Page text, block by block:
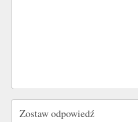
Zostaw odpowiedź